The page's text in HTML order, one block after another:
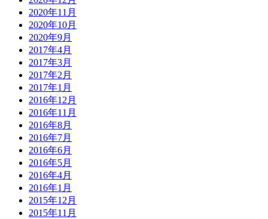
2020年11月
2020年10月
2020年9月
2017年4月
2017年3月
2017年2月
2017年1月
2016年12月
2016年11月
2016年8月
2016年7月
2016年6月
2016年5月
2016年4月
2016年1月
2015年12月
2015年11月